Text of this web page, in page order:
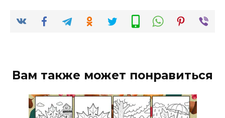
Вам также может понравиться